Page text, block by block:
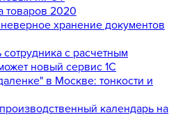
товаров 2020
хранение документов
с расчетным
новый сервис 1С
в Москве: тонкости и
календарь на